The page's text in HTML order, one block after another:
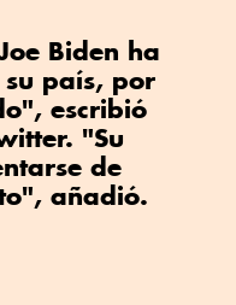
Biden ha
país, por
escribió
"Su
de
añadió.